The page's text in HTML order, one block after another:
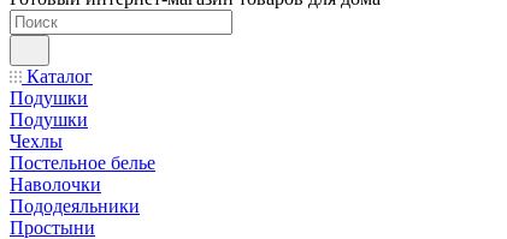
Каталог
Подушки
Подушки
Чехлы
Постельное белье
Наволочки
Пододеяльники
Простыни